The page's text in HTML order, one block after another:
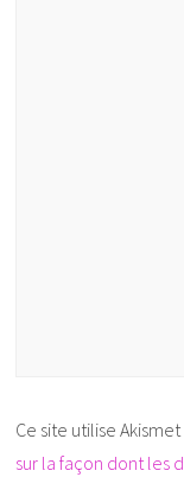
Ce site utilise
sur la façon dont les